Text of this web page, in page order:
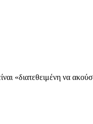
«διατεθειμένη να